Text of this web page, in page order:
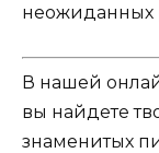
В нашей
вы найдете
знаменитых